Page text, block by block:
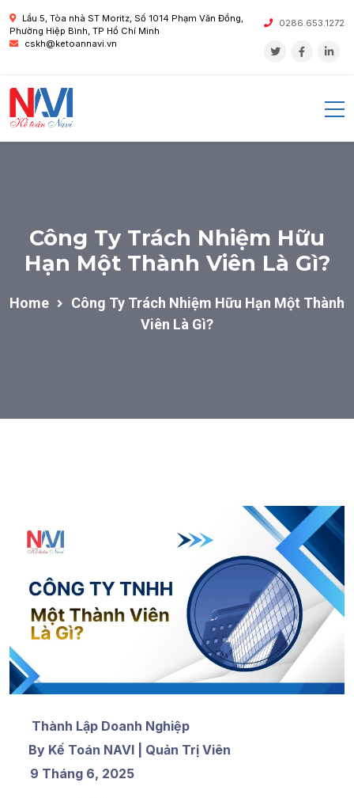
Lầu 5, Tòa nhà ST Moritz, Số 1014 Phạm Văn Đồng,
Phường Hiệp Bình, TP Hồ Chí Minh
cskh@ketoannavi.vn
0286.653.1272
Công Ty Trách Nhiệm Hữu
Hạn Một Thành Viên Là Gì?
Home
Công Ty Trách Nhiệm Hữu Hạn Một Thành
Viên Là Gì?
Thành Lập Doanh Nghiệp
By Kế Toán NAVI | Quản Trị Viên
9 Tháng 6, 2025